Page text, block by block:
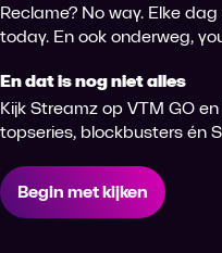
Reclame? No way. Elke
today. En ook onderweg,
En dat is nog niet alles
Kijk Streamz op VTM GO
topseries, blockbusters én
Begin met kijken